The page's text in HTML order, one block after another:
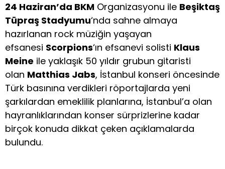
24 Haziran’da BKM Organizasyonu ile Beşiktaş
Tüpraş Stadyumu‘nda sahne almaya
hazırlanan rock müziğin yaşayan
efsanesi Scorpions‘ın efsanevi solisti Klaus
Meine ile yaklaşık 50 yıldır grubun gitaristi
olan Matthias Jabs, İstanbul konseri öncesinde
Türk basınına verdikleri röportajlarda yeni
şarkılardan emeklilik planlarına, İstanbul’a olan
hayranlıklarından konser sürprizlerine kadar
birçok konuda dikkat çeken açıklamalarda
bulundu.